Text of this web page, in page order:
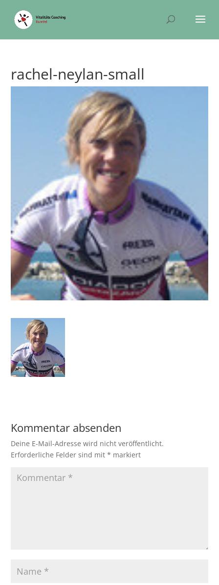
rachel-neylan-small
Kommentar absenden
Deine E-Mail-Adresse wird nicht veröffentlicht.
Erforderliche Felder sind mit* markiert